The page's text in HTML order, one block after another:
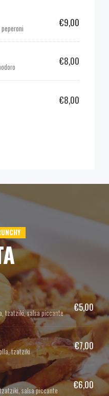
€9,00
€8,00
€8,00
tzatziki, salsa piccante €5,00
tzatziki €7,00
salsa piccante €6,00